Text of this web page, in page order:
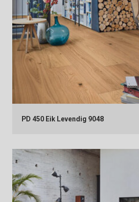
PD 450 Eik Levendig 9048